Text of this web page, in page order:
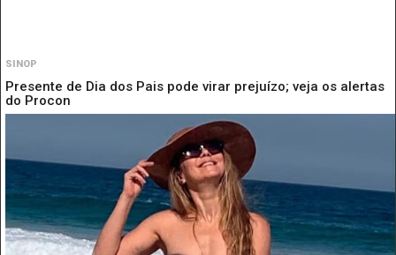
SINOP
Presente de Dia dos Pais pode virar prejuízo; veja os alertas
do Procon